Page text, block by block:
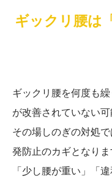
ギックリ腰は
ギックリ腰を何度も
が改善されていない可
その場しのぎの対処
発防止のカギとなりま
「少し腰が重い」「